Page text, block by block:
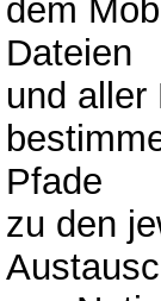
dem
Dateien
und aller
Pfade
zu den